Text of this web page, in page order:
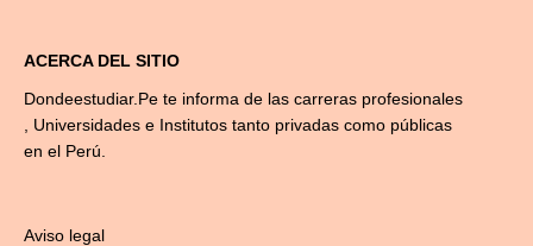
ACERCA DEL SITIO
Dondeestudiar.Pe te informa de las carreras profesionales
, Universidades e Institutos tanto privadas como públicas
en el Perú.
Aviso legal